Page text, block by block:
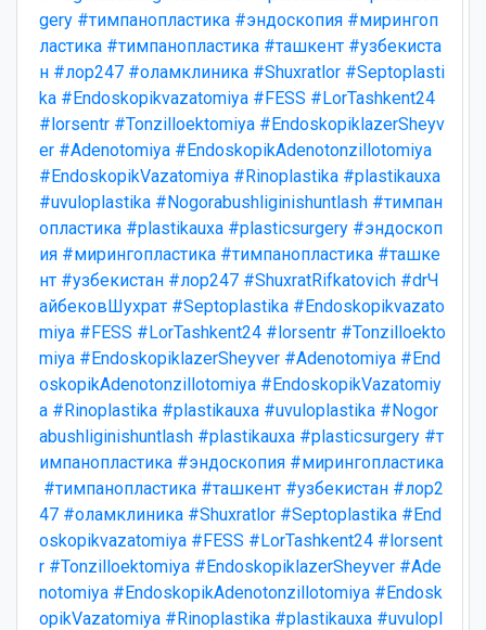
gery #тимпанопластика #эндоскопия #мирингоп
ластика #тимпанопластика #ташкент #узбекиста
н #лор247 #оламклиника #Shuxratlor #Septoplasti
ka #Endoskopikvazatomiya #FESS #LorTashkent24
#lorsentr #Tonzilloektomiya #EndoskopiklazerSheyv
er #Adenotomiya #EndoskopikAdenotonzillotomiya
#EndoskopikVazatomiya #Rinoplastika #plastikauxa
#uvuloplastika #Nogorabushliginishuntlash #тимпан
опластика #plastikauxa #plasticsurgery #эндоскоп
ия #мирингопластика #тимпанопластика #ташке
нт #узбекистан #лор247 #ShuxratRifkatovich #drЧ
айбековШухрат #Septoplastika #Endoskopikvazato
miya #FESS #LorTashkent24 #lorsentr #Tonzilloekto
miya #EndoskopiklazerSheyver #Adenotomiya #End
oskopikAdenotonzillotomiya #EndoskopikVazatomiy
a #Rinoplastika #plastikauxa #uvuloplastika #Nogor
abushliginishuntlash #plastikauxa #plasticsurgery #т
импанопластика #эндоскопия #мирингопластика
#тимпанопластика #ташкент #узбекистан #лор2
47 #оламклиника #Shuxratlor #Septoplastika #End
oskopikvazatomiya #FESS #LorTashkent24 #lorsent
r #Tonzilloektomiya #EndoskopiklazerSheyver #Ade
notomiya #EndoskopikAdenotonzillotomiya #Endosk
opikVazatomiya #Rinoplastika #plastikauxa #uvulopl